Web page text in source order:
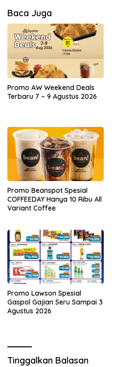
Baca Juga
Promo AW Weekend Deals
Terbaru 7 – 9 Agustus 2026
Promo Beanspot Spesial
COFFEEDAY Hanya 10 Ribu All
Variant Coffee
Promo Lawson Spesial
Gaspol Gajian Seru Sampai 3
Agustus 2026
Tinggalkan Balasan